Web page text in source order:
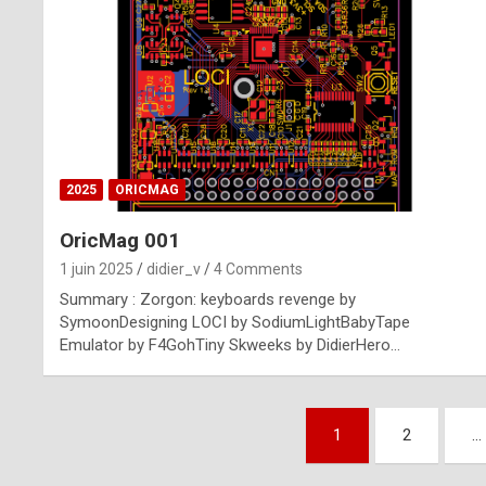
2025 ORICMAG
OricMag 001
1 juin 2025 didier_v 4 Comments
Summary : Zorgon: keyboards revenge by
SymoonDesigning LOCI by SodiumLightBabyTape
Emulator by F4GohTiny Skweeks by DidierHero…
1 2 …